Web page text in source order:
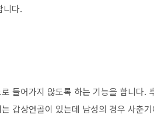
다.
들어가지 않도록 하는 기능을 합니다.
갑상연골이 있는데 남성의 경우 사춘